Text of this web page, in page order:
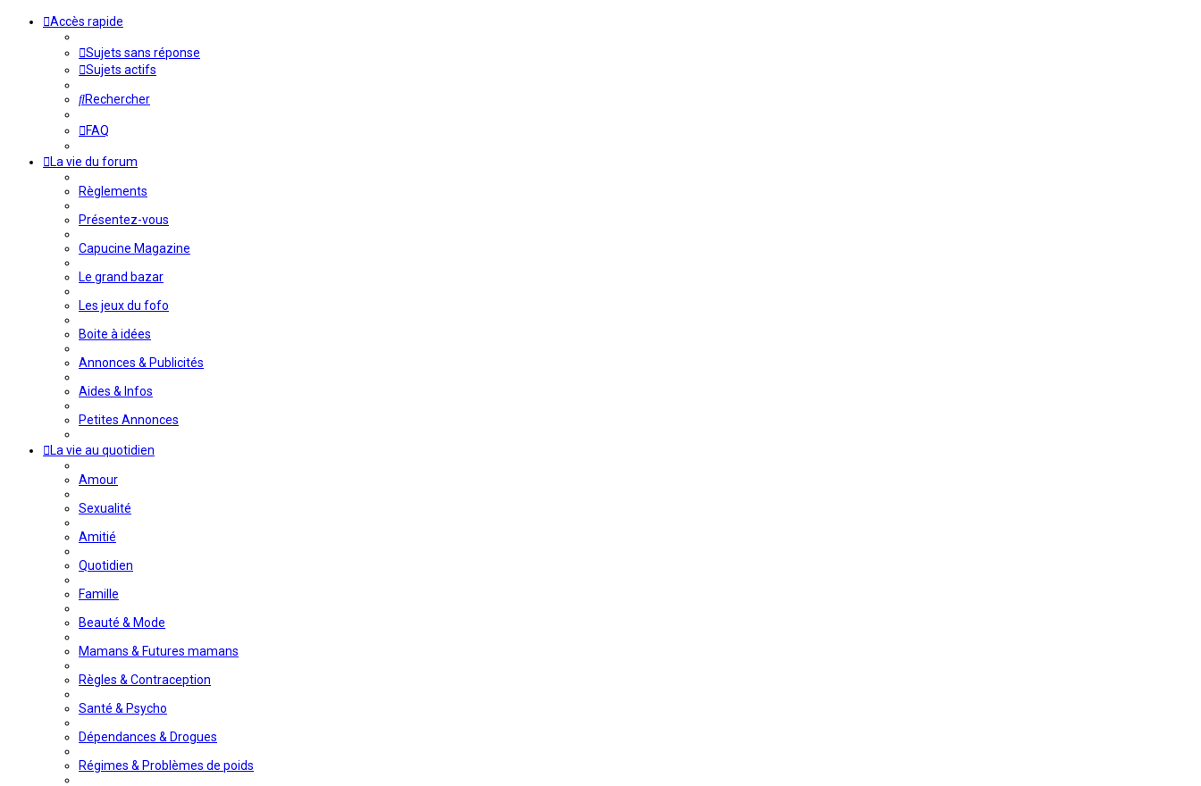
Accès rapide
Sujets sans réponse
Sujets actifs
Rechercher
FAQ
La vie du forum
Règlements
Présentez-vous
Capucine Magazine
Le grand bazar
Les jeux du fofo
Boite à idées
Annonces & Publicités
Aides & Infos
Petites Annonces
La vie au quotidien
Amour
Sexualité
Amitié
Quotidien
Famille
Beauté & Mode
Mamans & Futures mamans
Règles & Contraception
Santé & Psycho
Dépendances & Drogues
Régimes & Problèmes de poids